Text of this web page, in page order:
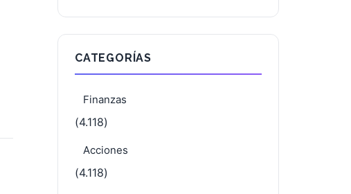
CATEGORÍAS
Finanzas
(4.118)
Acciones
(4.118)